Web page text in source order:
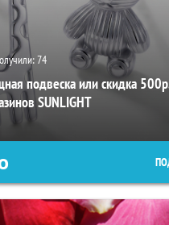
74
подвеска или скидка
SUNLIGHT